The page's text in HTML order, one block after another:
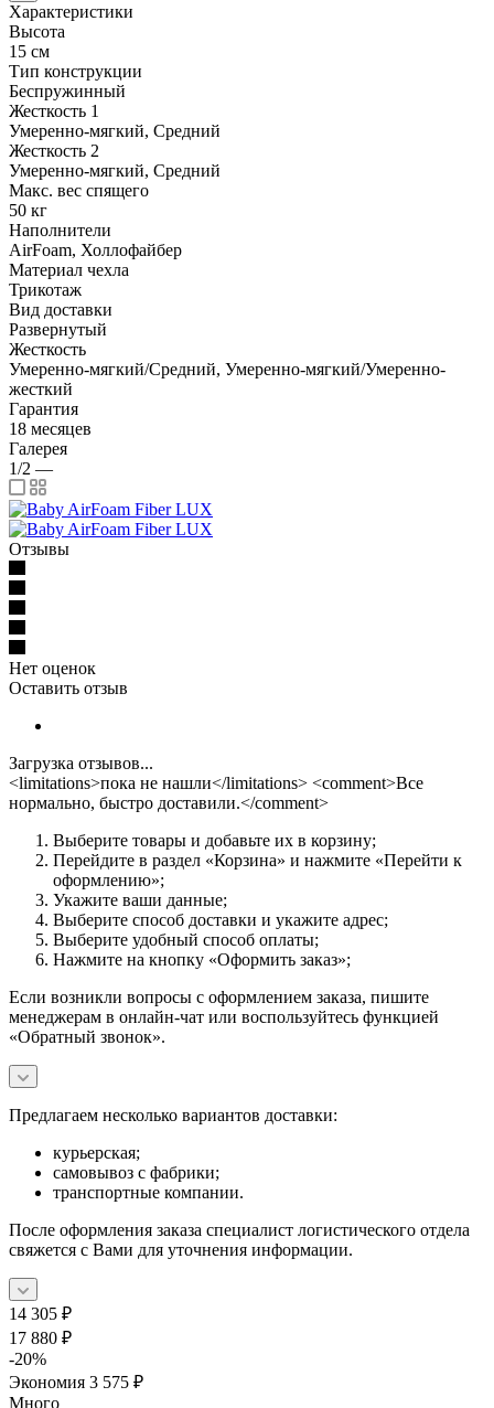
Характеристики
Высота
15 см
Тип конструкции
Беспружинный
Жесткость 1
Умеренно-мягкий, Средний
Жесткость 2
Умеренно-мягкий, Средний
Макс. вес спящего
50 кг
Наполнители
AirFoam, Холлофайбер
Материал чехла
Трикотаж
Вид доставки
Развернутый
Жесткость
Умеренно-мягкий/Средний, Умеренно-мягкий/Умеренно-
жесткий
Гарантия
18 месяцев
Галерея
1/2 —
Отзывы
Нет оценок
Оставить отзыв
Загрузка отзывов...
<limitations>пока не нашли</limitations> <comment>Все
нормально, быстро доставили.</comment>
Выберите товары и добавьте их в корзину;
Перейдите в раздел «Корзина» и нажмите «Перейти к
оформлению»;
Укажите ваши данные;
Выберите способ доставки и укажите адрес;
Выберите удобный способ оплаты;
Нажмите на кнопку «Оформить заказ»;
Если возникли вопросы с оформлением заказа, пишите
менеджерам в онлайн-чат или воспользуйтесь функцией
«Обратный звонок».
Предлагаем несколько вариантов доставки:
курьерская;
самовывоз с фабрики;
транспортные компании.
После оформления заказа специалист логистического отдела
свяжется с Вами для уточнения информации.
14 305 ₽
17 880 ₽
-20%
Экономия 3 575 ₽
Много